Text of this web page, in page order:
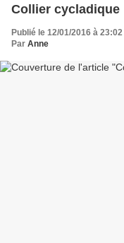
Collier cycladique
Publié le 12/01/2016 à 23:02
Par Anne